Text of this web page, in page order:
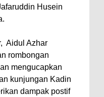
Husein
Aidul Azhar
rombongan
mengucapkan
kunjungan Kadin
dampak postif